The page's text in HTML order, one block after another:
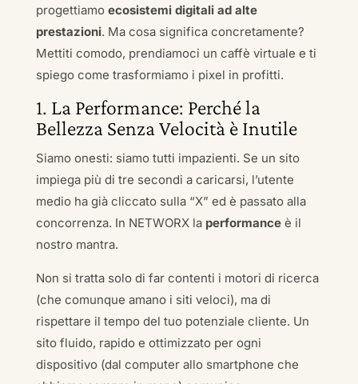
progettiamo ecosistemi digitali ad alte
prestazioni. Ma cosa significa concretamente?
Mettiti comodo, prendiamoci un caffè virtuale e ti
spiego come trasformiamo i pixel in profitti.
1. La Performance: Perché la
Bellezza Senza Velocità è Inutile
Siamo onesti: siamo tutti impazienti. Se un sito
impiega più di tre secondi a caricarsi, l’utente
medio ha già cliccato sulla “X” ed è passato alla
concorrenza. In NETWORX la performanceè il
nostro mantra.
Non si tratta solo di far contenti i motori di ricerca
(che comunque amano i siti veloci), ma di
rispettare il tempo del tuo potenziale cliente. Un
sito fluido, rapido e ottimizzato per ogni
dispositivo (dal computer allo smartphone che